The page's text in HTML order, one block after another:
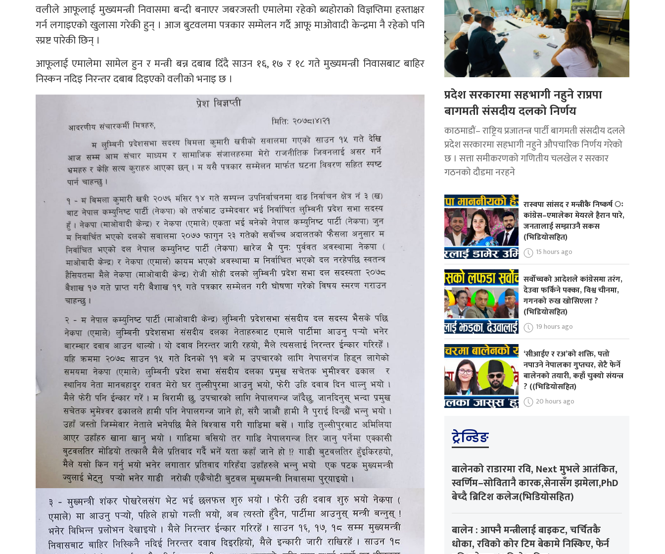
वलीले आफूलाई मुख्यमन्त्री निवासमा बन्दी बनाएर जबरजस्ती एमालेमा रहेको ब्यहोराको विज्ञप्तिमा हस्ताक्षर
गर्न लगाइएको खुलासा गरेकी हुन् । आज बुटवलमा पत्रकार सम्मेलन गर्दै आफू माओवादी केन्द्रमा नै रहेको पनि
स्प्रष्ट पारेकी छिन् ।
आफूलाई एमालेमा सामेल हुन र मन्त्री बन्न दबाब दिँदै साउन १६, १७ र १८ गते मुख्यमन्त्री निवासबाट बाहिर
निस्कन नदिइ निरन्तर दबाब दिइएको वलीको भनाइ छ ।
प्रदेश सरकारमा सहभागी नहुने राप्रपा
बागमती संसदीय दलको निर्णय
काठमाडौं– राष्ट्रिय प्रजातन्त्र पार्टी बागमती संसदीय दलले
प्रदेश सरकारमा सहभागी नहुने औपचारिक निर्णय गरेको
छ । सत्ता समीकरणको गणितीय चलखेल र सरकार
गठनको दौडमा नरहने
रास्वपा सांसद र मन्त्रीकै निष्कर्ष ः
कांग्रेस–एमालेका मेयरले हैरान पारे,
जनतालाई सम्झाउनै सकस
(भिडियोसहित)
15 hours ago
सर्वोच्चको आदेशले कांग्रेसमा तरंग,
देउवा फर्किने पक्का, विश्व चीनमा,
गगनको रुख खोसिएला ?
(भिडियोसहित)
19 hours ago
‘सीआईए र रअ’को शक्ति, पत्तो
नपाउने नेपालका गुप्तचर, सेटै फेर्ने
बालेनको तयारी, कहाँ चुक्यो संयन्त्र
? ((भिडियोसहित)
20 hours ago
ट्रेन्डिङ
बालेनको राडारमा रवि, Next मुभले आतंकित,
स्वर्णिम–सोवितानै कारक,सेनासँग झमेला,PhD
बेच्दै ब्रिटिश कलेज(भिडियोसहित)
बालेन : आफ्नै मन्त्रीलाई बाइकट, चर्चितकै
धोका, रविको कोर टिम बेकामे निस्किए, फेर्न